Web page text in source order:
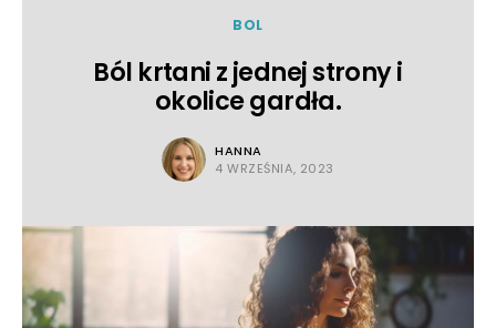
BOL
Ból krtani z jednej strony i
okolice gardła.
HANNA
4 WRZEŚNIA, 2023